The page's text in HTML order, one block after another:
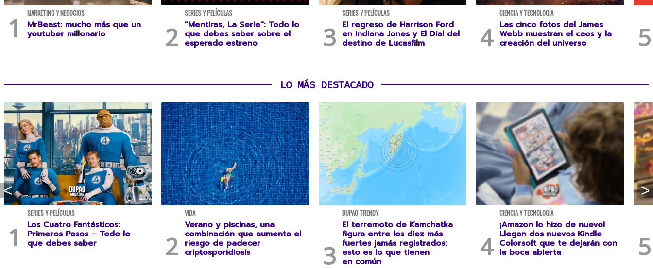
MARKETING Y NEGOCIOS
MrBeast: mucho más que un
youtuber millonario
SERIES Y PELÍCULAS
"Mentiras, La Serie": Todo lo
que debes saber sobre el
esperado estreno
SERIES Y PELÍCULAS
El regreso de Harrison Ford
en Indiana Jones y El Dial del
destino de Lucasfilm
CIENCIA Y TECNOLOGÍA
Las cinco fotos del James
Webb muestran el caos y la
creación del universo
LO MÁS DESTACADO
SERIES Y PELÍCULAS
Los Cuatro Fantásticos:
Primeros Pasos – Todo lo
que debes saber
VIDA
Verano y piscinas, una
combinación que aumenta el
riesgo de padecer
criptosporidiosis
DUPAO TRENDY
El terremoto de Kamchatka
figura entre los diez más
fuertes jamás registrados:
esto es lo que tienen
en común
CIENCIA Y TECNOLOGÍA
¡Amazon lo hizo de nuevo!
Llegan dos nuevos Kindle
Colorsoft que te dejarán con
la boca abierta